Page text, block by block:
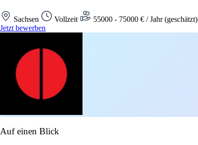
Sachsen Vollzeit 55000 - 75000 € / Jahr (geschätzt)
Jetzt bewerben
Auf einen Blick